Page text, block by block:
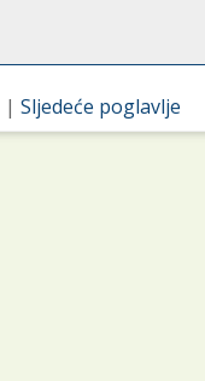
|Sljedeće poglavlje